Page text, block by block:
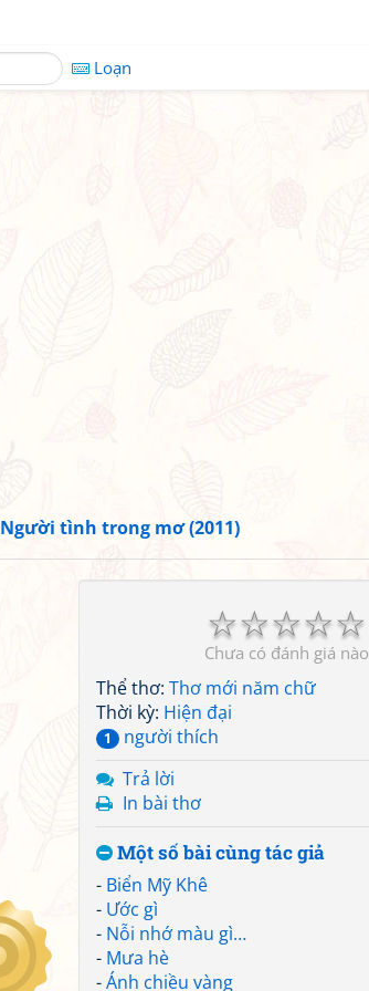
Loạn
Người tình trong mơ (2011)
☆
☆
☆
☆
☆
Chưa có đánh giá nào
Thể thơ: Thơ mới năm chữ
Thời kỳ: Hiện đại
1
người thích
Trả lời
In bài thơ
Một số bài cùng tác giả
- Biển Mỹ Khê
- Ước gì
- Nỗi nhớ màu gì…
- Mưa hè
-Ánh chiều vàng